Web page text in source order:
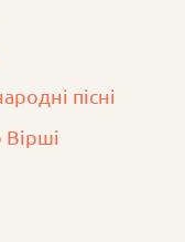
пісні
Вірші